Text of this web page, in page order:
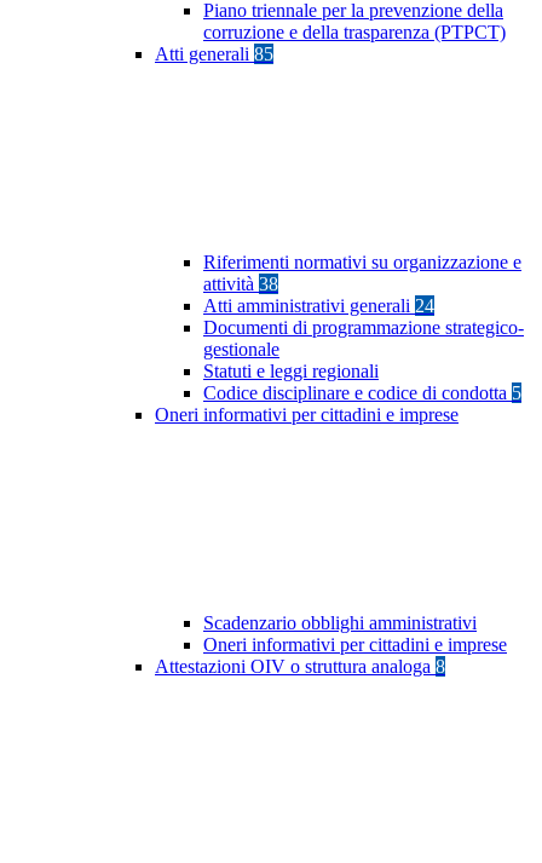
Piano triennale per la prevenzione della
corruzione e della trasparenza (PTPCT)
Atti generali 85
Riferimenti normativi su organizzazione e
attività 38
Atti amministrativi generali 24
Documenti di programmazione strategico-
gestionale
Statuti e leggi regionali
Codice disciplinare e codice di condotta 5
Oneri informativi per cittadini e imprese
Scadenzario obblighi amministrativi
Oneri informativi per cittadini e imprese
Attestazioni OIV o struttura analoga 8